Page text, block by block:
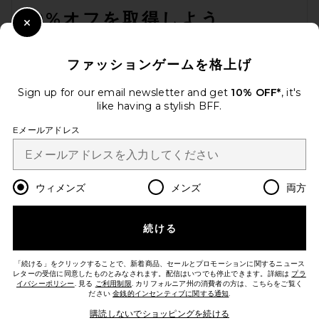
Parachute
$59
10%オフを取得しよう
プライバシーポリシー
Change Country Regions
ja USD
改善にご協力ください！
カスタマーサービス
ファッションゲームを格上げ
Sign up for our email newsletter and get 10% OFF*, it's
like having a stylish BFF.
Eメールアドレス
ウィメンズ メンズ 両方
続ける
「続ける」をクリックすることで、新着商品、セールとプロモーションに関するニュース
レターの受信に同意したものとみなされます。配信はいつでも停止できます。詳細は プラ
イバシーポリシー. 見る ご利用制限. カリフォルニア州の消費者の方は、こちらをご覧く
ださい金銭的インセンティブに関する通知.
購読しないでショッピングを続ける
Close Modal